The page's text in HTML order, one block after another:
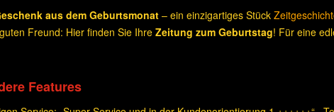
aus dem Geburtsmonat – ein einzigartiges Stück
Freund: Hier finden Sie Ihre Zeitung zum Geburtstag! Für eine
Features